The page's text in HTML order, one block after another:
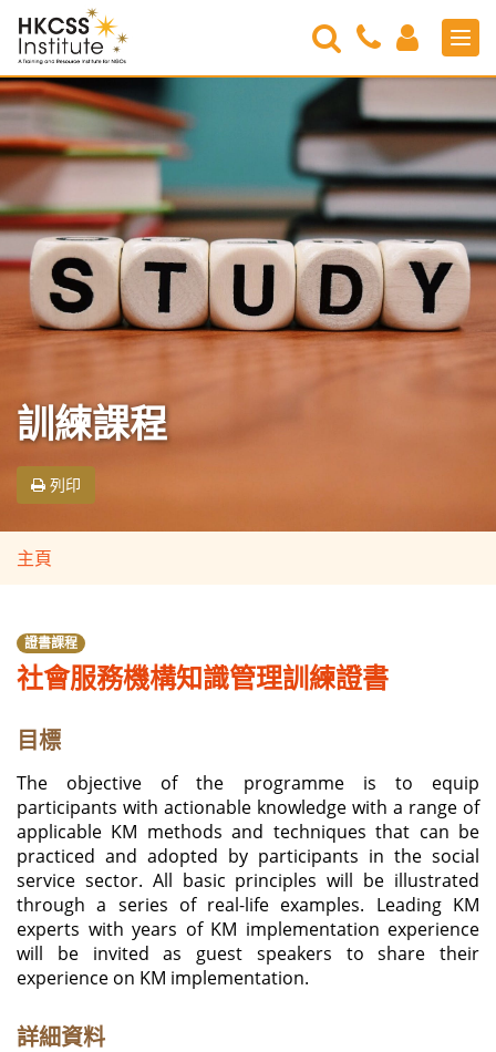
HKCSS
Institute
Search
Contact
Us
Login
訓練課程
列印
主頁
證書課程
社會服務機構知識管理訓練證書
目標
The objective of the programme is to equip
participants with actionable knowledge with a range of
applicable KM methods and techniques that can be
practiced and adopted by participants in the social
service sector. All basic principles will be illustrated
through a series of real-life examples. Leading KM
experts with years of KM implementation experience
will be invited as guest speakers to share their
experience on KM implementation.
詳細資料